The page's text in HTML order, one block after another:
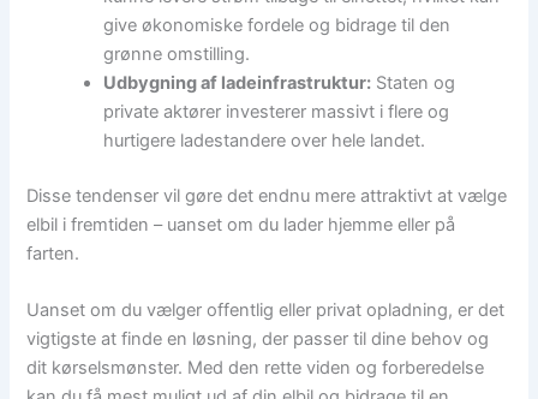
give økonomiske fordele og bidrage til den
grønne omstilling.
Udbygning af ladeinfrastruktur: Staten og
private aktører investerer massivt i flere og
hurtigere ladestandere over hele landet.
Disse tendenser vil gøre det endnu mere attraktivt at vælge
elbil i fremtiden – uanset om du lader hjemme eller på
farten.
Uanset om du vælger offentlig eller privat opladning, er det
vigtigste at finde en løsning, der passer til dine behov og
dit kørselsmønster. Med den rette viden og forberedelse